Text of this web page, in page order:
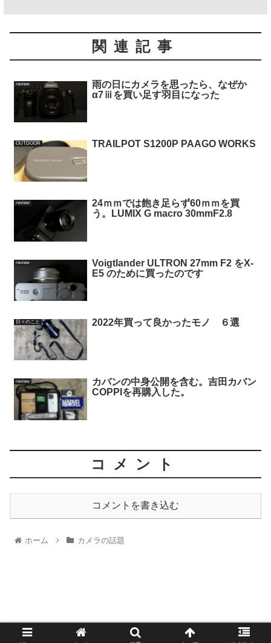
関連記事
review
雨の日にカメラを思ったら、なぜか
α7ⅲを買い足す羽目になった
OUTDOOR TRAILPOT S1200P PAAGO WORKS
review
24ｍｍでは飽き足らず60ｍｍを買
う。LUMIX G macro 30mmF2.8
review
Voigtlander ULTRON 27mm F2 をX-
E5 のために買ったのです
日々のこと 2022年買って良かったモノ ６選
review
カバンの中身公開を含む。吉田カバン
COPPIを再購入した。
コメント
コメントを書き込む
ホーム カメラの話題
1521
© 2014 1521.